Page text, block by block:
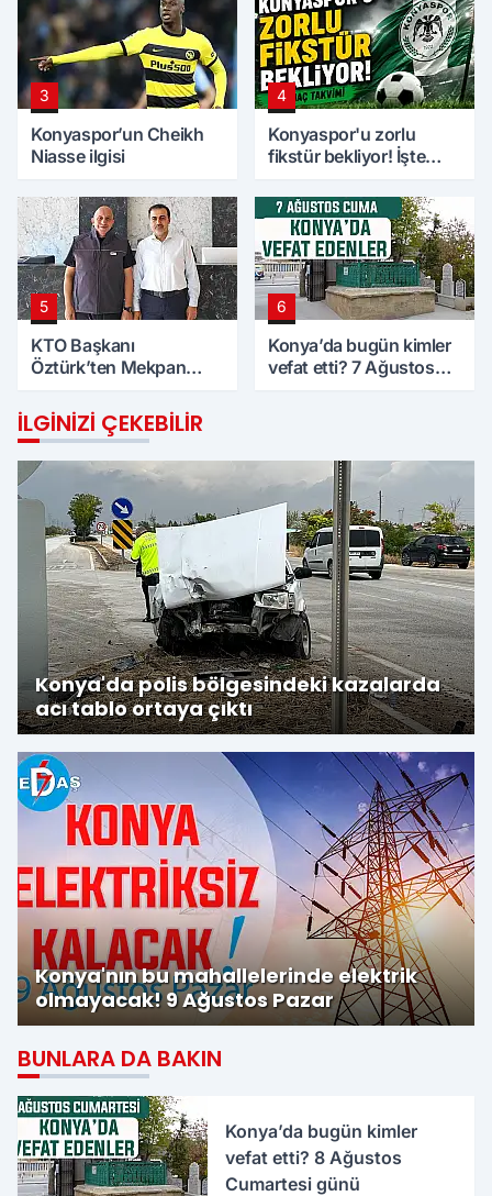
3
Konyaspor’un Cheikh
Niasse ilgisi
4
Konyaspor'u zorlu
fikstür bekliyor! İşte
5
KTO Başkanı
Öztürk’ten Mekpan
6
Konya’da bugün kimler
vefat etti? 7 Ağustos
İLGINIZI ÇEKEBILIR
Konya'da polis bölgesindeki kazalarda
acı tablo ortaya çıktı
Konya'nın bu mahallelerinde elektrik
olmayacak! 9 Ağustos Pazar
BUNLARA DA BAKIN
Konya’da bugün kimler
vefat etti? 8 Ağustos
Cumartesi günü